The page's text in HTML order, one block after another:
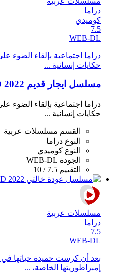
دراما
كوميدي
7.5
WEB-DL
دراما اجتماعية بإلقاء الضوء
حكايات إنسانية ...
مسلسل ايجار قديم 2022 HD
دراما اجتماعية بإلقاء الضوء
حكايات إنسانية ...
القسم مسلسلات عربية
النوع دراما
النوع كوميدي
الجودة WEB-DL
التقييم 7.5 / 10
مسلسلات عربية
دراما
7.5
WEB-DL
بعد أن كرست حميدة حياتها في
إمبراطوريتها الخاصة، ...